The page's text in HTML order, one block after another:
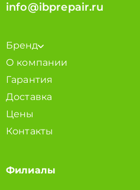
info@ibprepair.ru
Бренд
О компании
Гарантия
Доставка
Цены
Контакты
Филиалы